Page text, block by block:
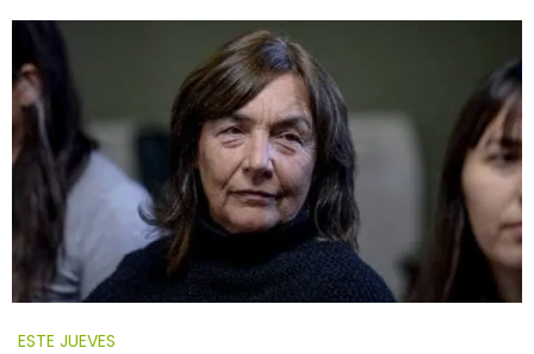
ESTE JUEVES